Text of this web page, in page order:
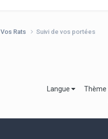
Vos Rats Suivi de vos portées
Langue Thème